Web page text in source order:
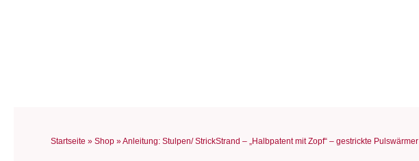
Startseite » Shop»Anleitung: Stulpen/ StrickStrand – „Halbpatent mit Zopf“ – gestrickte Pulswärmer